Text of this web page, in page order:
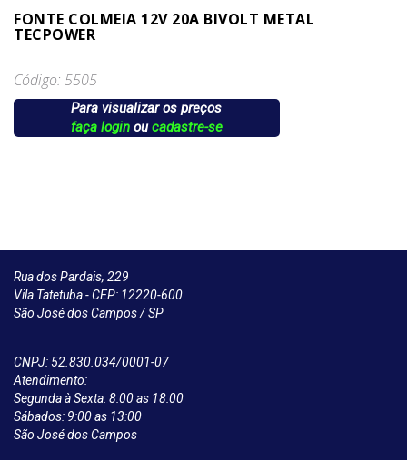
FONTE COLMEIA 12V 20A BIVOLT METAL
TECPOWER
Código: 5505
Para visualizar os preços
faça loginoucadastre-se
Rua dos Pardais, 229
Vila Tatetuba - CEP: 12220-600
São José dos Campos / SP
CNPJ: 52.830.034/0001-07
Atendimento:
Segunda à Sexta: 8:00 as 18:00
Sábados: 9:00 as 13:00
São José dos Campos